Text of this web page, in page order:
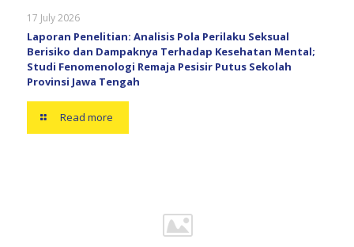
17 July 2026
Laporan Penelitian: Analisis Pola Perilaku Seksual
Berisiko dan Dampaknya Terhadap Kesehatan Mental;
Studi Fenomenologi Remaja Pesisir Putus Sekolah
Provinsi Jawa Tengah
Read more